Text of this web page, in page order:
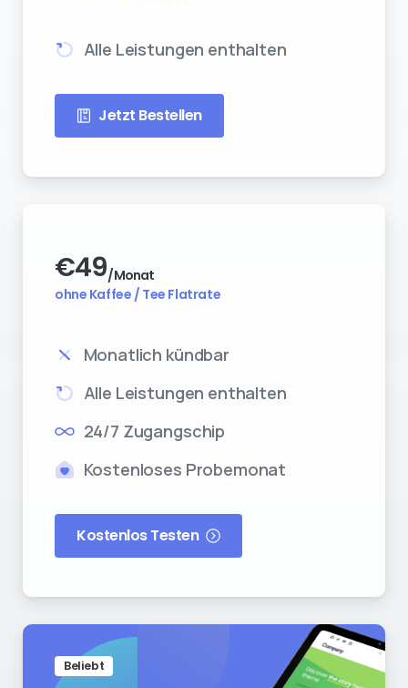
Alle Leistungen enthalten
Jetzt Bestellen
€49/Monat
ohne Kaffee / Tee Flatrate
Monatlich kündbar
Alle Leistungen enthalten
24/7 Zugangschip
Kostenloses Probemonat
Kostenlos Testen
Beliebt